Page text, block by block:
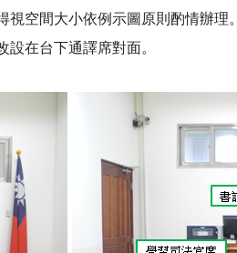
空間大小依例示圖原則酌情辦理。
在台下通譯席對面。